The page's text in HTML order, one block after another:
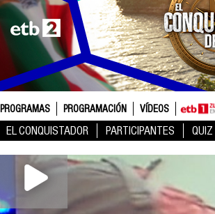
PROGRAMAS PROGRAMACIÓN VÍDEOS
EL CONQUISTADOR PARTICIPANTES QUIZ